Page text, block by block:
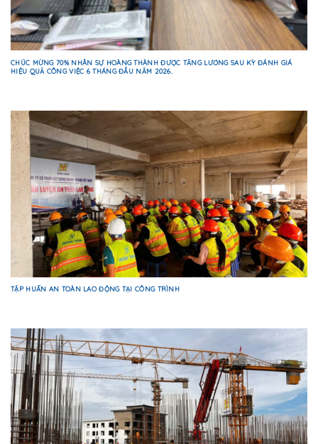
CHÚC MỪNG 70% NHÂN SỰ HOÀNG THÀNH ĐƯỢC TĂNG LƯƠNG SAU KỲ ĐÁNH GIÁ
HIỆU QUẢ CÔNG VIỆC 6 THÁNG ĐẦU NĂM 2026.
TẬP HUẤN AN TOÀN LAO ĐỘNG TẠI CÔNG TRÌNH